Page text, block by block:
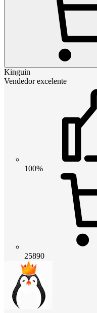
Kinguin
Vendedor excelente
100%
25890